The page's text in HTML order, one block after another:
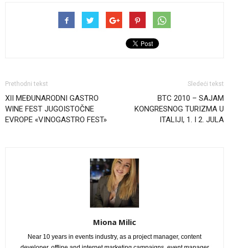
Prethodni tekst
XII MEĐUNARODNI GASTRO
WINE FEST JUGOISTOČNE
EVROPE «VINOGASTRO FEST»
Sledeći tekst
BTC 2010 – SAJAM
KONGRESNOG TURIZMA U
ITALIJI, 1. I 2. JULA
Miona Milic
Near 10 years in events industry, as a project manager, content